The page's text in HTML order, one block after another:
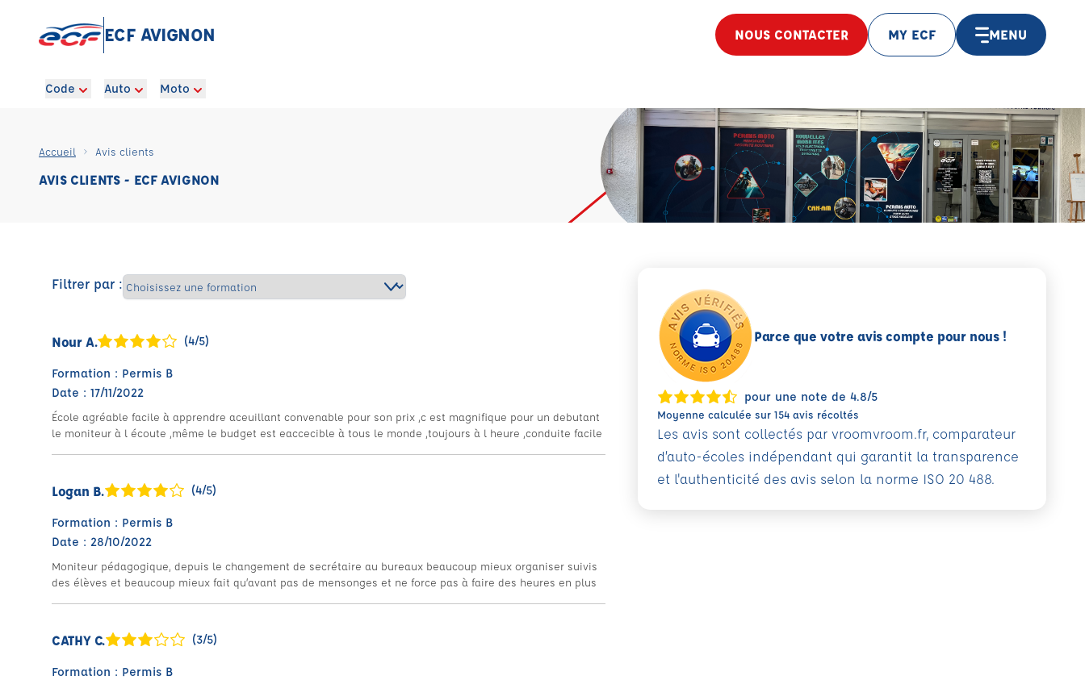
ECF AVIGNON NOUS CONTACTER MY ECF MENU
Code Auto Moto
Accueil Avis clients
AVIS CLIENTS - ECF AVIGNON
Filtrer par :
Nour A. (4/5)
Formation : Permis B
Date : 17/11/2022
École agréable facile à apprendre aceuillant convenable pour son prix ,c est magnifique pour un debutant
le moniteur à l écoute ,même le budget est eaccecible à tous le monde ,toujours à l heure ,conduite facile
Logan B. (4/5)
Formation : Permis B
Date : 28/10/2022
Moniteur pédagogique, depuis le changement de secrétaire au bureaux beaucoup mieux organiser suivis
des élèves et beaucoup mieux fait qu’avant pas de mensonges et ne force pas à faire des heures en plus
CATHY C. (3/5)
Formation : Permis B
Parce que votre avis compte pour nous !
pour une note de 4.8/5
Moyenne calculée sur 154 avis récoltés
Les avis sont collectés par vroomvroom.fr, comparateur
d’auto-écoles indépendant qui garantit la transparence
et l'authenticité des avis selon la norme ISO 20 488.